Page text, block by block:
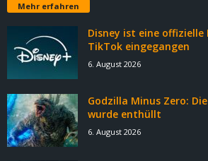
Mehr erfahren
Disney ist eine
TikTok eingegangen
6. August 2026
Godzilla Minus Zero:
wurde enthüllt
6. August 2026